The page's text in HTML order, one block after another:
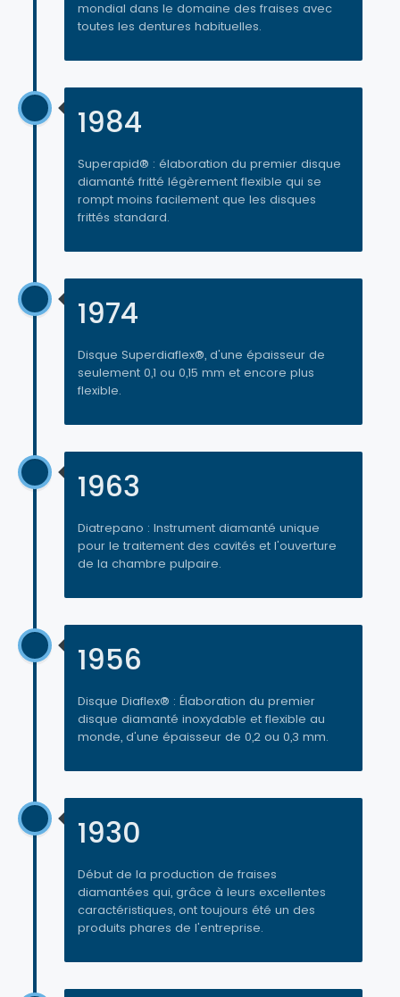
mondial dans le domaine des fraises avec
toutes les dentures habituelles.
1984
Superapid® : élaboration du premier disque
diamanté fritté légèrement flexible qui se
rompt moins facilement que les disques
frittés standard.
1974
Disque Superdiaflex®, d'une épaisseur de
seulement 0,1 ou 0,15 mm et encore plus
flexible.
1963
Diatrepano : Instrument diamanté unique
pour le traitement des cavités et l'ouverture
de la chambre pulpaire.
1956
Disque Diaflex® : Élaboration du premier
disque diamanté inoxydable et flexible au
monde, d'une épaisseur de 0,2 ou 0,3 mm.
1930
Début de la production de fraises
diamantées qui, grâce à leurs excellentes
caractéristiques, ont toujours été un des
produits phares de l'entreprise.